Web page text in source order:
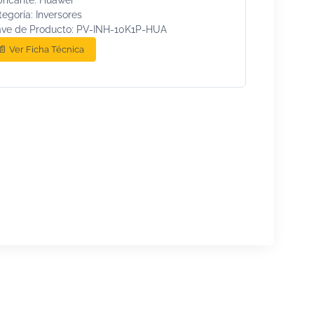
Inversores
de Producto: PV-INH-10K1P-HUA
📄 Ver Ficha Técnica